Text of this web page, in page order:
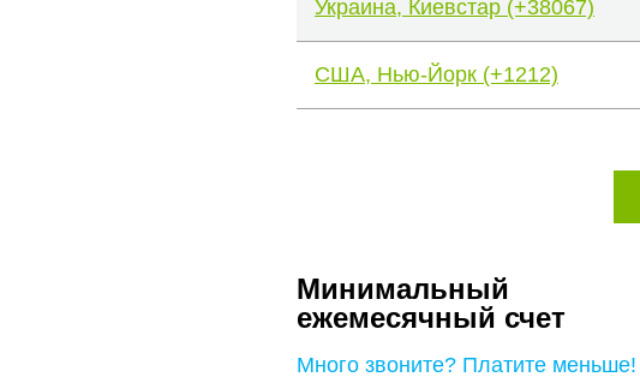
Украина, Киевстар (+38067)
США, Нью-Йорк (+1212)
Минимальный
ежемесячный счет
Много звоните? Платите меньше!